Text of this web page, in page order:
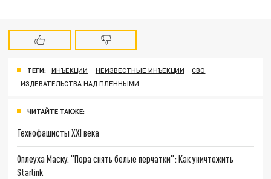
ТЕГИ: ИНЪЕКЦИИ НЕИЗВЕСТНЫЕ ИНЪЕКЦИИ
СВО
ИЗДЕВАТЕЛЬСТВА НАД ПЛЕННЫМИ
ЧИТАЙТЕ ТАКЖЕ:
Технофашисты XXI века
Оплеуха Маску. "Пора снять белые перчатки": Как уничтожить
Starlink